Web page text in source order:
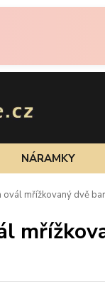
NÁRAMKY
ovál mřížkovaný dvě